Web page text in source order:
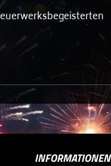
INFORMATIONEN